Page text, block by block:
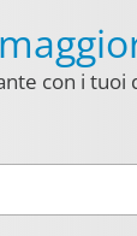
con i